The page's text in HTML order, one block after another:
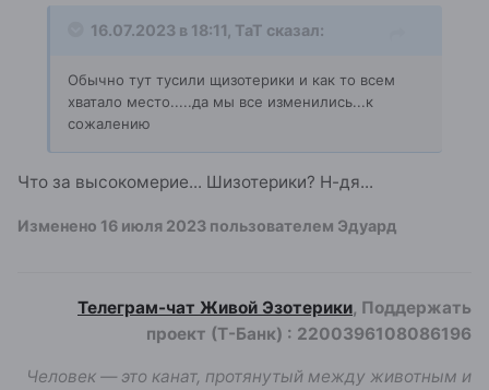
16.07.2023 в 18:11, ТаТ сказал:
Обычно тут тусили щизотерики и как то всем
хватало место.....да мы все изменились...к
сожалению
Что за высокомерие... Шизотерики? Н-дя...
Изменено 16 июля 2023 пользователем Эдуард
Телеграм-чат Живой Эзотерики, Поддержать
проект (Т-Банк) : 2200396108086196
Человек — это канат, протянутый между животным и